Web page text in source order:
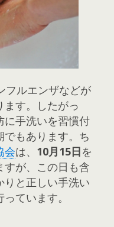
フルエンザなどが
す。したがっ
に手洗いを習慣付
もあります。ち
会は、 10月15日を
すが、この日も含
りと正しい手洗い
ています。